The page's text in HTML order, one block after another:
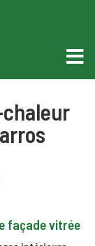
façade vitrée